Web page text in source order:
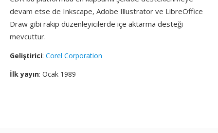
devam etse de Inkscape, Adobe Illustrator ve LibreOffice
Draw gibi rakip düzenleyicilerde içe aktarma desteği
mevcuttur.
Geliştirici: Corel Corporation
İlk yayın: Ocak 1989